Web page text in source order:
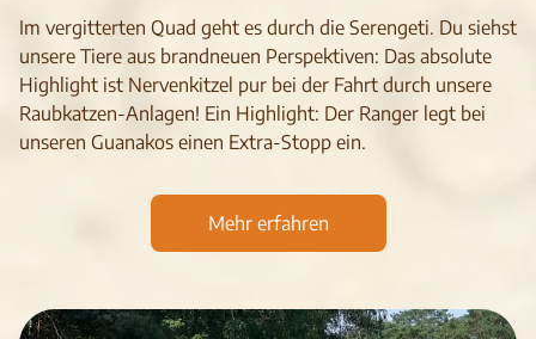
Im ver­git­ter­ten Quad geht es durch die Seren­geti. Du siehst
unsere Tiere aus brand­neuen Per­spek­ti­ven: Das abso­lute
High­light ist Ner­ven­kit­zel pur bei der Fahrt durch unsere
Raub­kat­zen-Anla­gen! Ein Highlight: Der Ran­ger legt bei
unseren Guanakos einen Extra-Stopp ein.
Mehr erfahren